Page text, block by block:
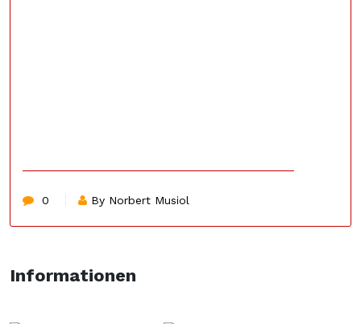
0 By Norbert Musiol
Informationen